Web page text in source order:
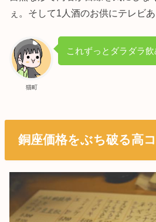
ぇ。そして1人酒のお供にテレビあ
猫町
これずっとダラダラ飲
銅座価格をぶち破る高